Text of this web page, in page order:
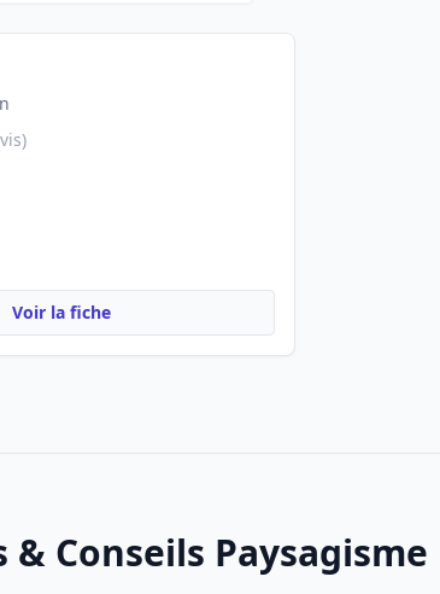
Voir la fiche
Conseils Paysagisme